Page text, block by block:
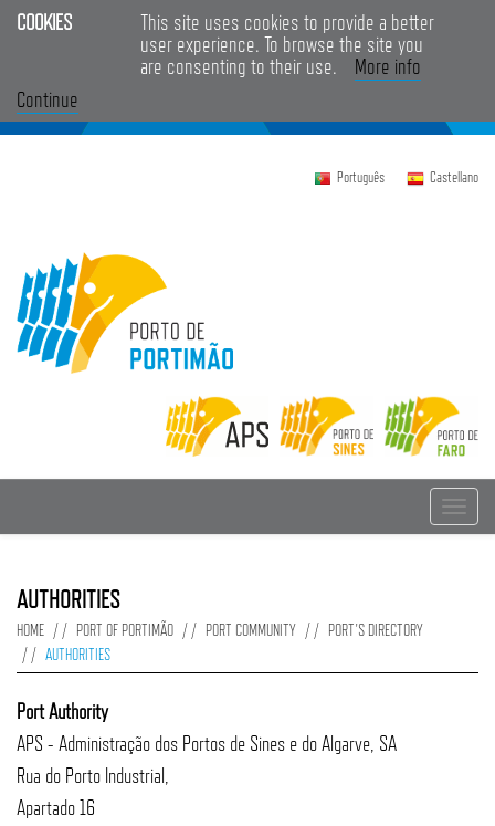
COOKIES
This site uses cookies to provide a better
user experience. To browse the site you
are consenting to their use. More info
Continue
Português Castellano
Toggle
AUTHORITIES
HOME PORT OF PORTIMÃO PORT COMMUNITY
PORT'S DIRECTORY
AUTHORITIES
Port Authority
APS - Administração dos Portos de Sines e do Algarve, SA
Rua do Porto Industrial,
Apartado 16